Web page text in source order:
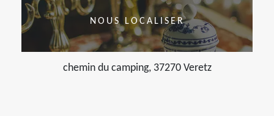
NOUS LOCALISER
chemin du camping, 37270 Veretz